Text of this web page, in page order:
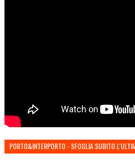
PORTO&INTERPORTO - SFOGLIA SUBITO